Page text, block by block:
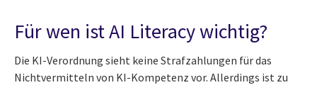
Für wen ist AI Literacy wichtig?
Die KI-Verordnung sieht keine Strafzahlungen für das
Nichtvermitteln von KI-Kompetenz vor. Allerdings ist zu